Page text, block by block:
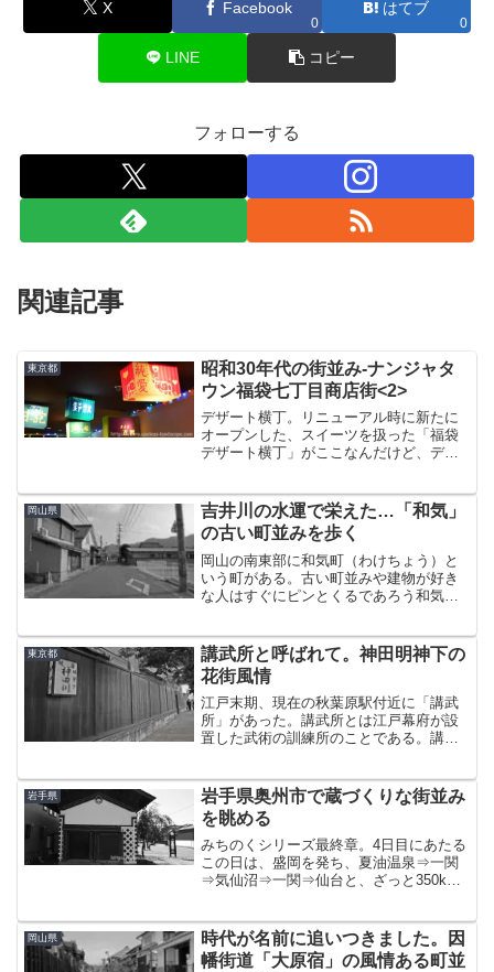
X Facebook
0
はてブ
0
LINE コピー
フォローする
関連記事
東京都
昭和30年代の街並み-ナンジャタ
ウン福袋七丁目商店街<2>
デザート横丁。リニューアル時に新たに
オープンした、スイーツを扱った「福袋
デザート横丁」がここなんだけど、デザ
らどう見てものんべえ横丁。スイーツの
スの字もない。BARしか...
岡山県
吉井川の水運で栄えた…「和気」
の古い町並みを歩く
岡山の南東部に和気町（わけちょう）と
いう町がある。古い町並みや建物が好き
な人はすぐにピンとくるであろう和気に
ちの中心部と言えば鉄道の駅周辺になる
が、かつての中心はそこか...
東京都
講武所と呼ばれて。神田明神下の
花街風情
江戸末期、現在の秋葉原駅付近に「講武
所」があった。講武所とは江戸幕府が設
置した武術の訓練所のことである。講武
やがて花街へと発展した。先述した由縁
から、講武所芸者と呼ばれ...
岩手県
岩手県奥州市で蔵づくりな街並み
を眺める
みちのくシリーズ最終章。4日目にあたる
この日は、盛岡を発ち、夏油温泉⇒一関
⇒気仙沼⇒一関⇒仙台と、ざっと350km
ぁ・・と唯一ねじ込んだまち歩きが、ち
ょうど通り道だった...
岡山県
時代が名前に追いつきました。因
幡街道「大原宿」の風情ある町並